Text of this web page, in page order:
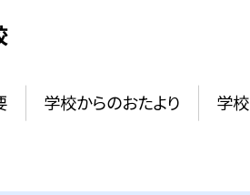
学校からのおたより 学